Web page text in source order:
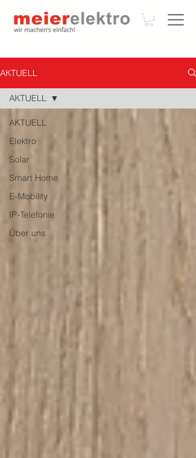
AKTUELL
AKTUELL
Elektro
Solar
Smart Home
E-Mobility
IP-Telefonie
Über uns
AKTUELL